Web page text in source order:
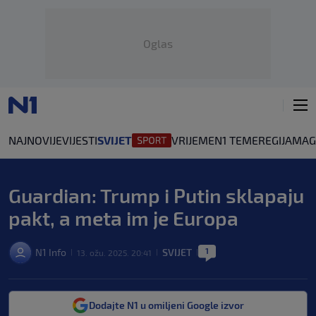
Oglas
NAJNOVIJEVIJESTISVIJET VRIJEMEN1 TEMEREGIJA
Guardian: Trump i Putin sklapaju
pakt, a meta im je Europa
N1 Info 13. ožu. 2025. 20:41 SVIJET 1
Dodajte N1 u omiljeni Google izvor